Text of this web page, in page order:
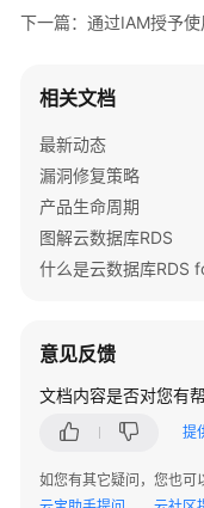
下一篇：通过IAM授予使
相关文档
最新动态
漏洞修复策略
产品生命周期
图解云数据库RDS
什么是云数据库RDS
意见反馈
文档内容是否对您有帮
提
如您有其它疑问，您也可